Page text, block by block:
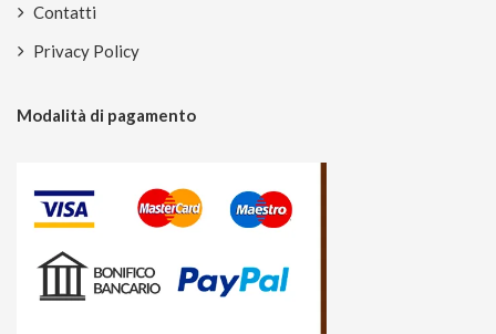
Contatti
Privacy Policy
Modalità di pagamento